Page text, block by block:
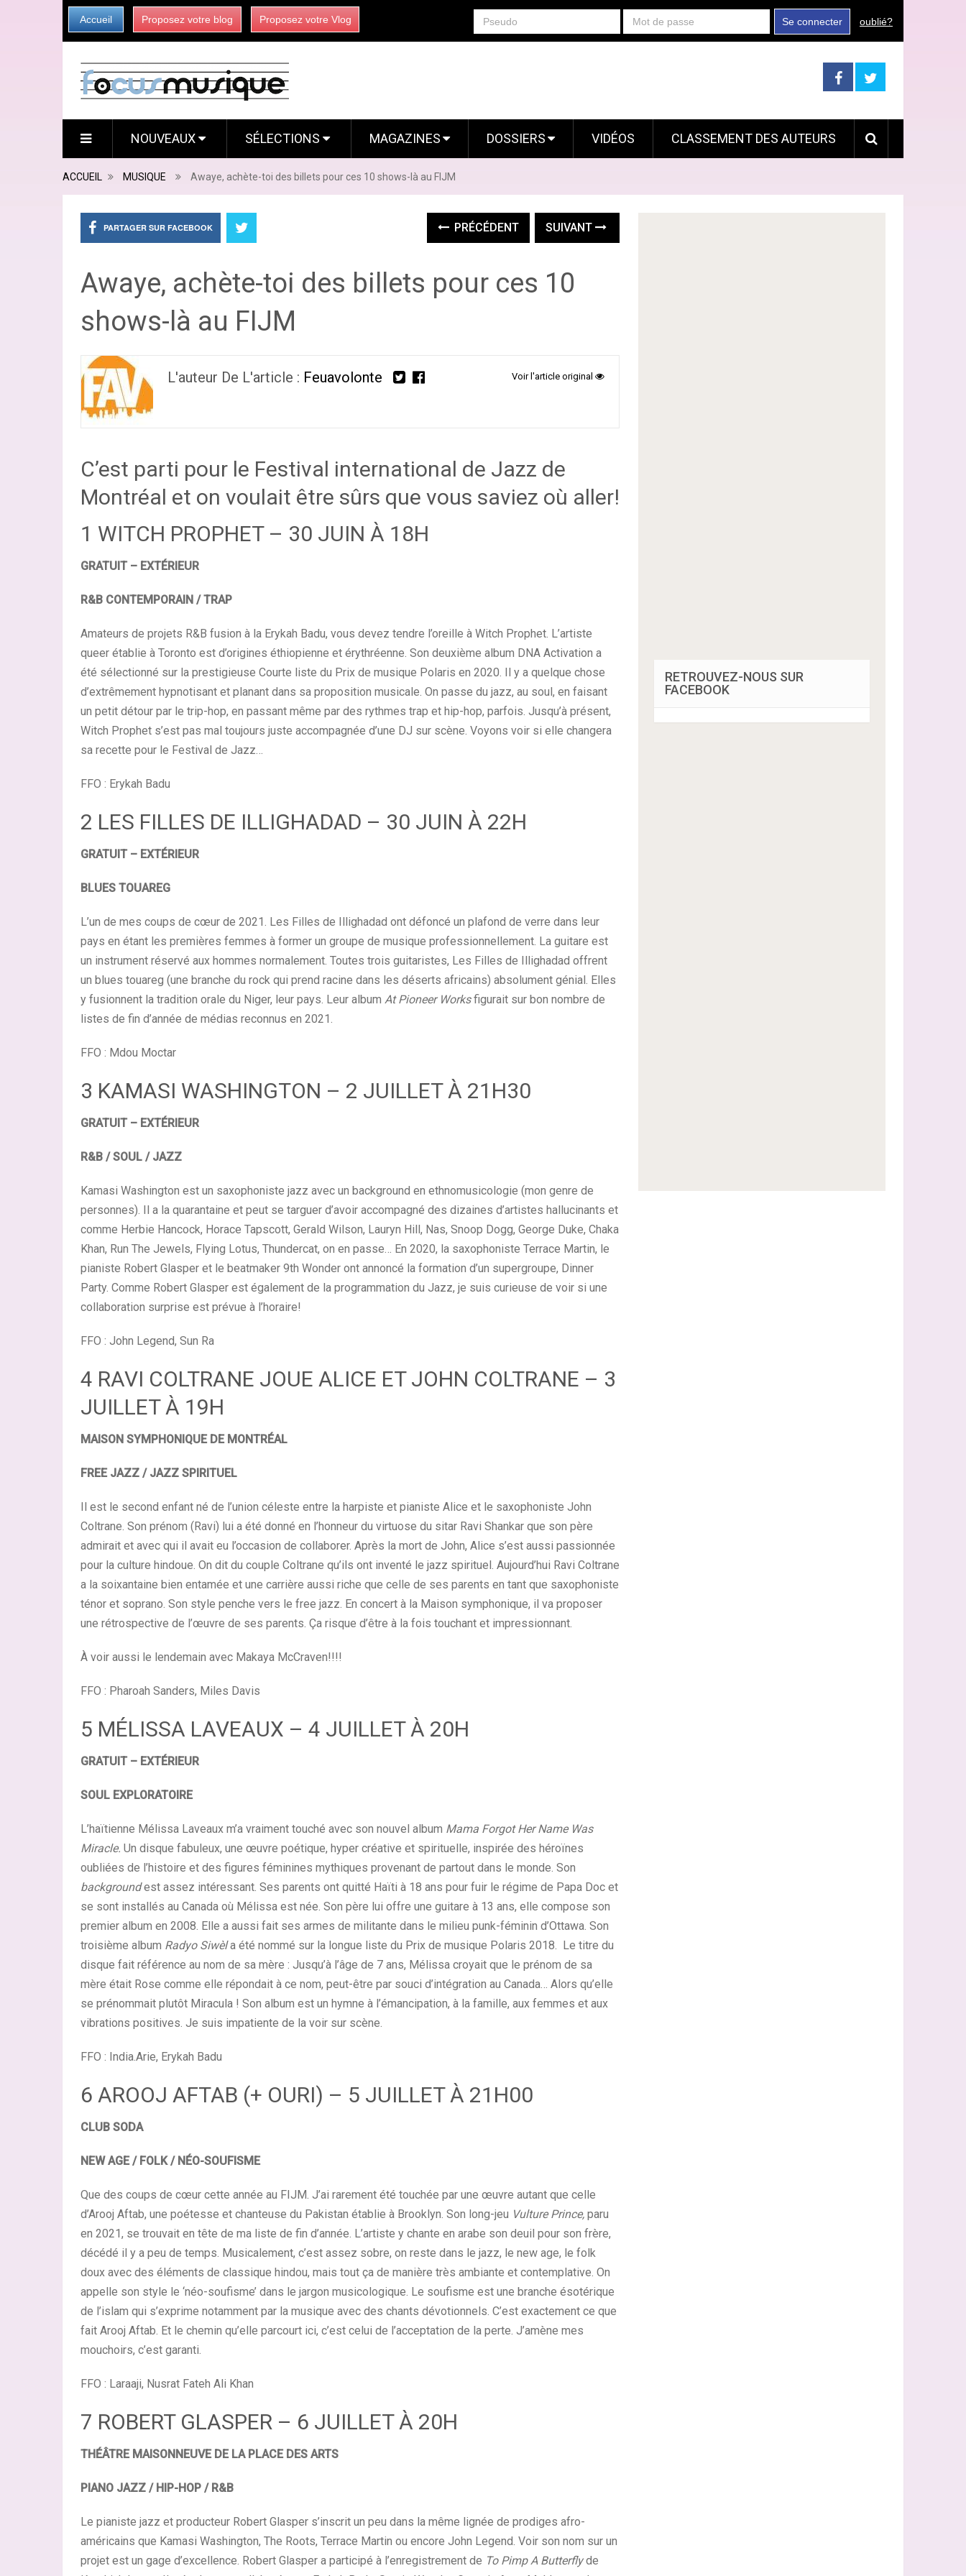
Accueil Proposez votre blog Proposez votre Vlog Se connecter oublié?
NOUVEAUX SÉLECTIONS MAGAZINES DOSSIERS VIDÉOS CLASSEMENT DES AUTEURS
ACCUEIL MUSIQUE Awaye, achète-toi des billets pour ces 10 shows-là au FIJM
PARTAGER SUR FACEBOOK PRÉCÉDENT SUIVANT
Awaye, achète-toi des billets pour ces 10
shows-là au FIJM
L'auteur De L'article : Feuavolonte Voir l'article original
C’est parti pour le Festival international de Jazz de
Montréal et on voulait être sûrs que vous saviez où aller!
1 WITCH PROPHET – 30 JUIN À 18H
GRATUIT – EXTÉRIEUR
R&B CONTEMPORAIN / TRAP
Amateurs de projets R&B fusion à la Erykah Badu, vous devez tendre l’oreille à Witch Prophet. L’artiste
queer établie à Toronto est d’origines éthiopienne et érythréenne. Son deuxième album DNA Activation a
été sélectionné sur la prestigieuse Courte liste du Prix de musique Polaris en 2020. Il y a quelque chose
d’extrêmement hypnotisant et planant dans sa proposition musicale. On passe du jazz, au soul, en faisant
un petit détour par le trip-hop, en passant même par des rythmes trap et hip-hop, parfois. Jusqu’à présent,
Witch Prophet s’est pas mal toujours juste accompagnée d’une DJ sur scène. Voyons voir si elle changera
sa recette pour le Festival de Jazz…
FFO : Erykah Badu
2 LES FILLES DE ILLIGHADAD – 30 JUIN À 22H
GRATUIT – EXTÉRIEUR
BLUES TOUAREG
L’un de mes coups de cœur de 2021. Les Filles de Illighadad ont défoncé un plafond de verre dans leur
pays en étant les premières femmes à former un groupe de musique professionnellement. La guitare est
un instrument réservé aux hommes normalement. Toutes trois guitaristes, Les Filles de Illighadad offrent
un blues touareg (une branche du rock qui prend racine dans les déserts africains) absolument génial. Elles
y fusionnent la tradition orale du Niger, leur pays. Leur album At Pioneer Worksfigurait sur bon nombre de
listes de fin d’année de médias reconnus en 2021.
FFO : Mdou Moctar
3 KAMASI WASHINGTON – 2 JUILLET À 21H30
GRATUIT – EXTÉRIEUR
R&B / SOUL / JAZZ
Kamasi Washington est un saxophoniste jazz avec un background en ethnomusicologie (mon genre de
personnes). Il a la quarantaine et peut se targuer d’avoir accompagné des dizaines d’artistes hallucinants et
comme Herbie Hancock, Horace Tapscott, Gerald Wilson, Lauryn Hill, Nas, Snoop Dogg, George Duke, Chaka
Khan, Run The Jewels, Flying Lotus, Thundercat, on en passe… En 2020, la saxophoniste Terrace Martin, le
pianiste Robert Glasper et le beatmaker 9th Wonder ont annoncé la formation d’un supergroupe, Dinner
Party. Comme Robert Glasper est également de la programmation du Jazz, je suis curieuse de voir si une
collaboration surprise est prévue à l’horaire!
FFO : John Legend, Sun Ra
4 RAVI COLTRANE JOUE ALICE ET JOHN COLTRANE – 3
JUILLET À 19H
MAISON SYMPHONIQUE DE MONTRÉAL
FREE JAZZ / JAZZ SPIRITUEL
Il est le second enfant né de l’union céleste entre la harpiste et pianiste Alice et le saxophoniste John
Coltrane. Son prénom (Ravi) lui a été donné en l’honneur du virtuose du sitar Ravi Shankar que son père
admirait et avec qui il avait eu l’occasion de collaborer. Après la mort de John, Alice s’est aussi passionnée
pour la culture hindoue. On dit du couple Coltrane qu’ils ont inventé le jazz spirituel. Aujourd’hui Ravi Coltrane
a la soixantaine bien entamée et une carrière aussi riche que celle de ses parents en tant que saxophoniste
ténor et soprano. Son style penche vers le free jazz. En concert à la Maison symphonique, il va proposer
une rétrospective de l’œuvre de ses parents. Ça risque d’être à la fois touchant et impressionnant.
À voir aussi le lendemain avec Makaya McCraven!!!!
FFO : Pharoah Sanders, Miles Davis
5 MÉLISSA LAVEAUX – 4 JUILLET À 20H
GRATUIT – EXTÉRIEUR
SOUL EXPLORATOIRE
L’haïtienne Mélissa Laveaux m’a vraiment touché avec son nouvel album Mama Forgot Her Name Was
Miracle. Un disque fabuleux, une œuvre poétique, hyper créative et spirituelle, inspirée des héroïnes
oubliées de l’histoire et des figures féminines mythiques provenant de partout dans le monde. Son
backgroundest assez intéressant. Ses parents ont quitté Haïti à 18 ans pour fuir le régime de Papa Doc et
se sont installés au Canada où Mélissa est née. Son père lui offre une guitare à 13 ans, elle compose son
premier album en 2008. Elle a aussi fait ses armes de militante dans le milieu punk-féminin d’Ottawa. Son
troisième album Radyo Siwèla été nommé sur la longue liste du Prix de musique Polaris 2018. Le titre du
disque fait référence au nom de sa mère : Jusqu’à l’âge de 7 ans, Mélissa croyait que le prénom de sa
mère était Rose comme elle répondait à ce nom, peut-être par souci d’intégration au Canada… Alors qu’elle
se prénommait plutôt Miracula ! Son album est un hymne à l’émancipation, à la famille, aux femmes et aux
vibrations positives. Je suis impatiente de la voir sur scène.
FFO : India.Arie, Erykah Badu
6 AROOJ AFTAB (+ OURI) – 5 JUILLET À 21H00
CLUB SODA
NEW AGE / FOLK / NÉO-SOUFISME
Que des coups de cœur cette année au FIJM. J’ai rarement été touchée par une œuvre autant que celle
d’Arooj Aftab, une poétesse et chanteuse du Pakistan établie à Brooklyn. Son long-jeu Vulture Prince, paru
en 2021, se trouvait en tête de ma liste de fin d’année. L’artiste y chante en arabe son deuil pour son frère,
décédé il y a peu de temps. Musicalement, c’est assez sobre, on reste dans le jazz, le new age, le folk
doux avec des éléments de classique hindou, mais tout ça de manière très ambiante et contemplative. On
appelle son style le ‘néo-soufisme’ dans le jargon musicologique. Le soufisme est une branche ésotérique
de l’islam qui s’exprime notamment par la musique avec des chants dévotionnels. C’est exactement ce que
fait Arooj Aftab. Et le chemin qu’elle parcourt ici, c’est celui de l’acceptation de la perte. J’amène mes
mouchoirs, c’est garanti.
FFO : Laraaji, Nusrat Fateh Ali Khan
7 ROBERT GLASPER – 6 JUILLET À 20H
THÉÂTRE MAISONNEUVE DE LA PLACE DES ARTS
PIANO JAZZ / HIP-HOP / R&B
Le pianiste jazz et producteur Robert Glasper s’inscrit un peu dans la même lignée de prodiges afro-
américains que Kamasi Washington, The Roots, Terrace Martin ou encore John Legend. Voir son nom sur un
projet est un gage d’excellence. Robert Glasper a participé à l’enregistrement de To Pimp A Butterflyde
RETROUVEZ-NOUS SUR
FACEBOOK